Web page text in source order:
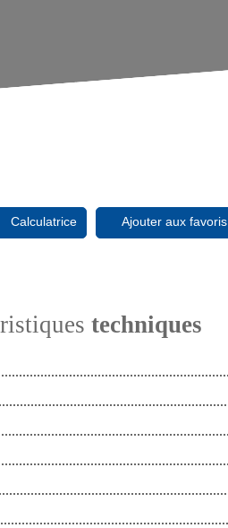
Calculatrice Ajouter aux favoris
techniques